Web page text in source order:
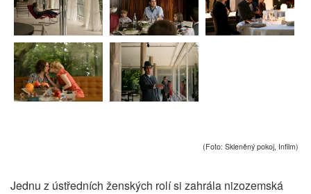
(Foto: Skleněný pokoj, Infilm)
Jednu z ústředních ženských rolí si zahrála nizozemská